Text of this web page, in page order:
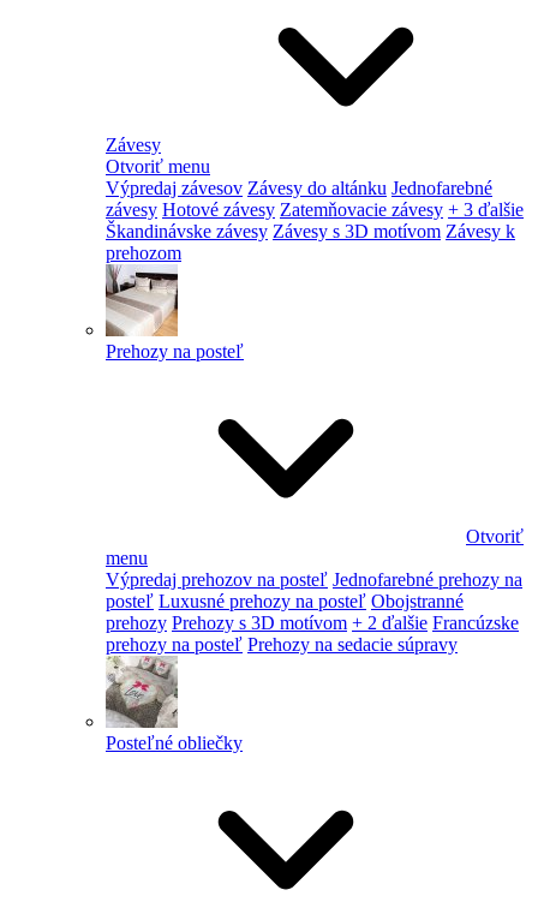
Závesy
Otvoriť menu
Výpredaj závesov Závesy do altánku Jednofarebné
závesy Hotové závesy Zatemňovacie závesy + 3 ďalšie
Škandinávske závesy Závesy s 3D motívom Závesy k
prehozom
Prehozy na posteľ
Otvoriť
menu
Výpredaj prehozov na posteľ Jednofarebné prehozy na
posteľ Luxusné prehozy na posteľ Obojstranné
prehozy Prehozy s 3D motívom + 2 ďalšie Francúzske
prehozy na posteľ Prehozy na sedacie súpravy
Posteľné obliečky